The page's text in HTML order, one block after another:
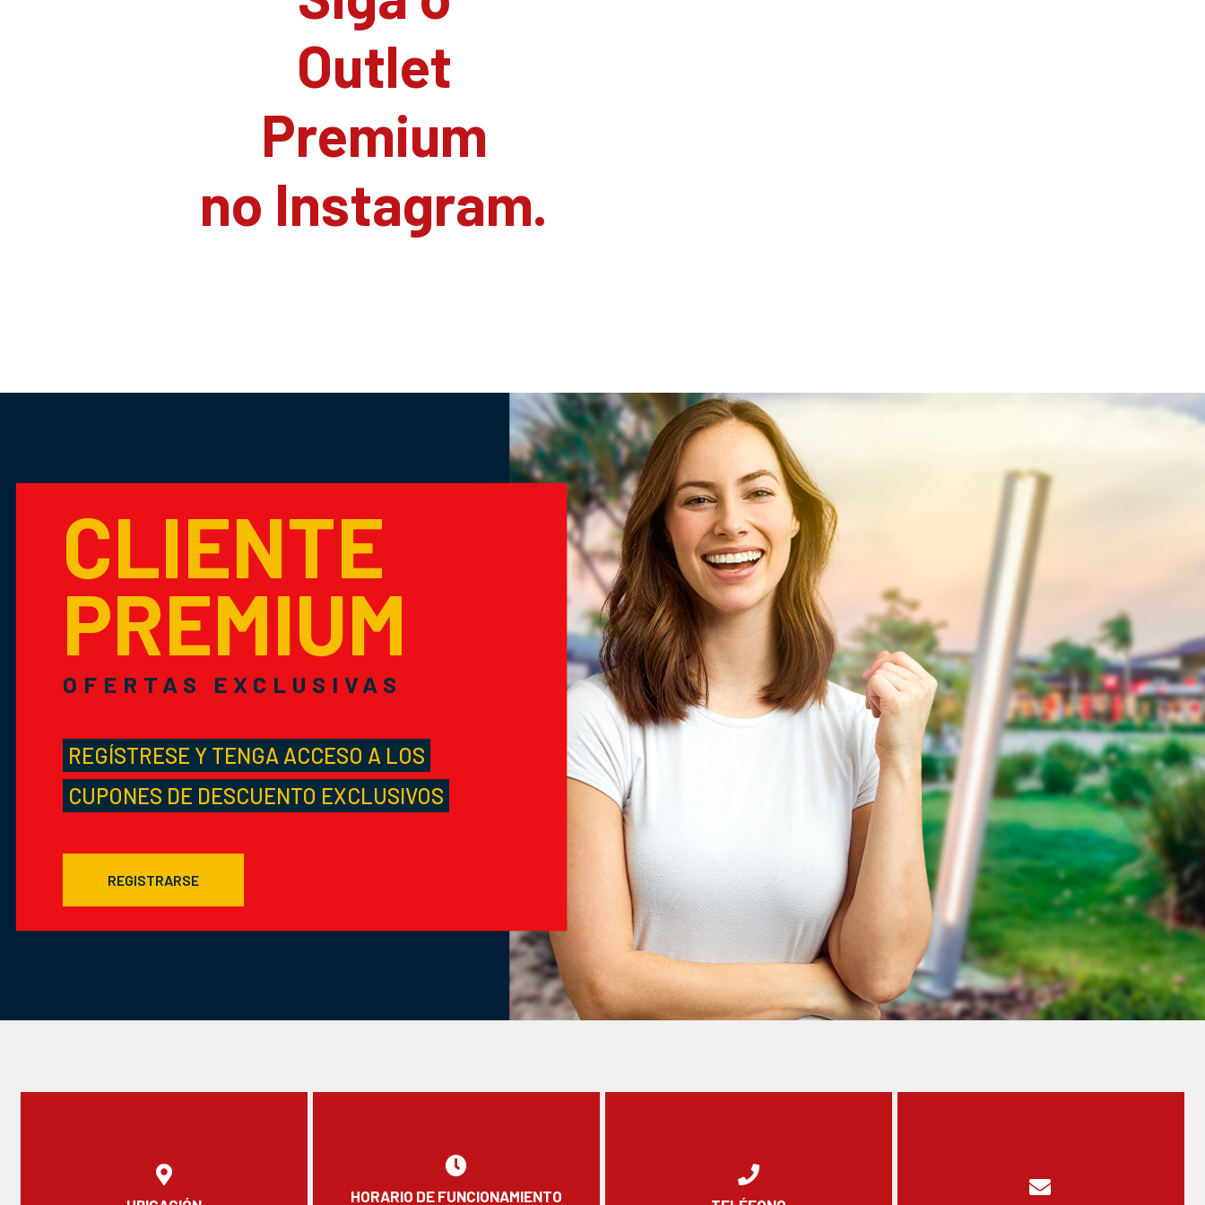
Outlet
Premium
no Instagram.
CLIENTE
PREMIUM
OFERTAS EXCLUSIVAS
REGÍSTRESE Y TENGA ACCESO A LOS
CUPONES DE DESCUENTO EXCLUSIVOS
REGISTRARSE
HORARIO DE FUNCIONAMIENTO